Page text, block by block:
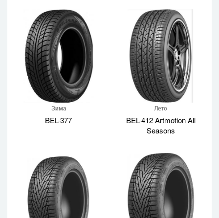
Зима
BEL-377
Лето
BEL-412 Artmotion All
Seasons